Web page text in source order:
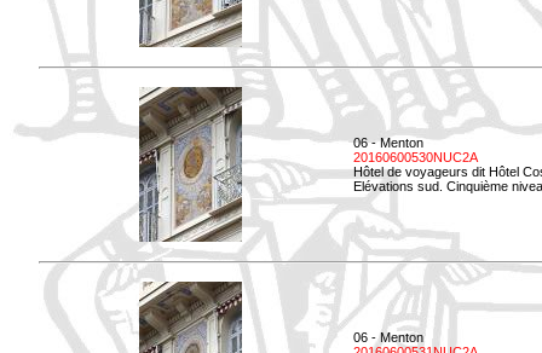
06 - Menton
20160600530NUC2A
Hôtel de voyageurs dit Hôtel
Elévations sud. Cinquième
06 - Menton